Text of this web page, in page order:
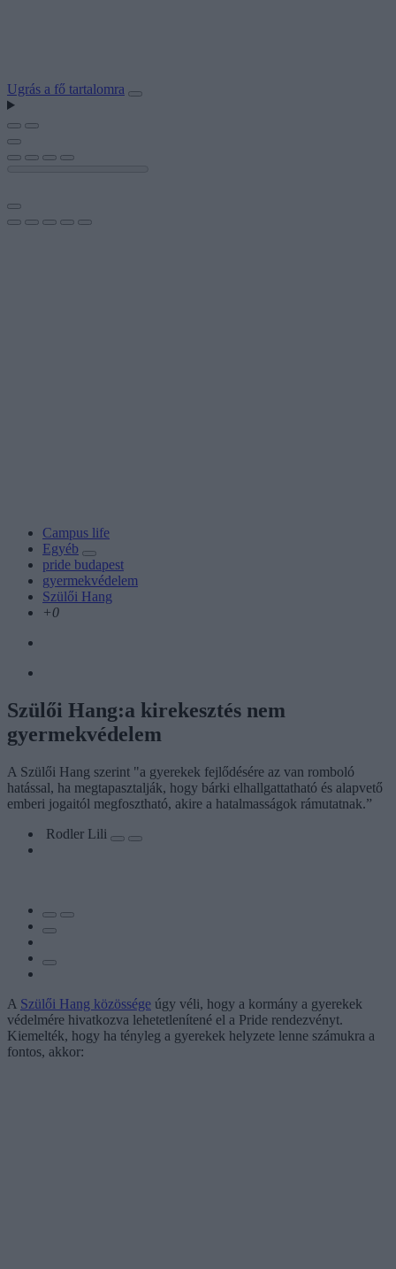
Ugrás a fő tartalomra
Campus life
Egyéb
pride budapest
gyermekvédelem
Szülői Hang
+0
Szülői Hang:a kirekesztés nem
gyermekvédelem
A Szülői Hang szerint "a gyerekek fejlődésére az van romboló
hatással, ha megtapasztalják, hogy bárki elhallgattatható és alapvető
emberi jogaitól megfosztható, akire a hatalmasságok rámutatnak.”
Rodler Lili
A Szülői Hang közössége úgy véli, hogy a kormány a gyerekek
védelmére hivatkozva lehetetlenítené el a Pride rendezvényt.
Kiemelték, hogy ha tényleg a gyerekek helyzete lenne számukra a
fontos, akkor: